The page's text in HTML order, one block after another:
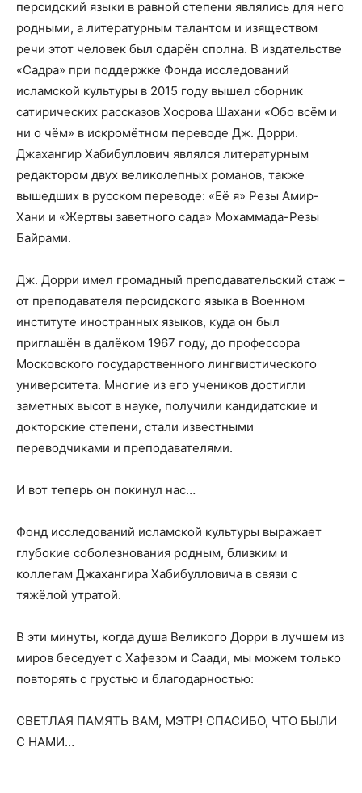
персидский языки в равной степени являлись для него
родными, а литературным талантом и изяществом
речи этот человек был одарён сполна. В издательстве
«Садра» при поддержке Фонда исследований
исламской культуры в 2015 году вышел сборник
сатирических рассказов Хосрова Шахани «Обо всём и
ни о чём» в искромётном переводе Дж. Дорри.
Джахангир Хабибуллович являлся литературным
редактором двух великолепных романов, также
вышедших в русском переводе: «Её я» Резы Амир-
Хани и «Жертвы заветного сада» Мохаммада-Резы
Байрами.
Дж. Дорри имел громадный преподавательский стаж –
от преподавателя персидского языка в Военном
институте иностранных языков, куда он был
приглашён в далёком 1967 году, до профессора
Московского государственного лингвистического
университета. Многие из его учеников достигли
заметных высот в науке, получили кандидатские и
докторские степени, стали известными
переводчиками и преподавателями.
И вот теперь он покинул нас…
Фонд исследований исламской культуры выражает
глубокие соболезнования родным, близким и
коллегам Джахангира Хабибулловича в связи с
тяжёлой утратой.
В эти минуты, когда душа Великого Дорри в лучшем из
миров беседует с Хафезом и Саади, мы можем только
повторять с грустью и благодарностью:
СВЕТЛАЯ ПАМЯТЬ ВАМ, МЭТР! СПАСИБО, ЧТО БЫЛИ
С НАМИ…